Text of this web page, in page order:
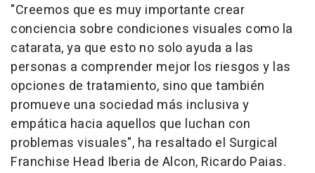
"Creemos que es muy importante crear
conciencia sobre condiciones visuales como la
catarata, ya que esto no solo ayuda a las
personas a comprender mejor los riesgos y las
opciones de tratamiento, sino que también
promueve una sociedad más inclusiva y
empática hacia aquellos que luchan con
problemas visuales", ha resaltado el Surgical
Franchise Head Iberia de Alcon, Ricardo Paias.